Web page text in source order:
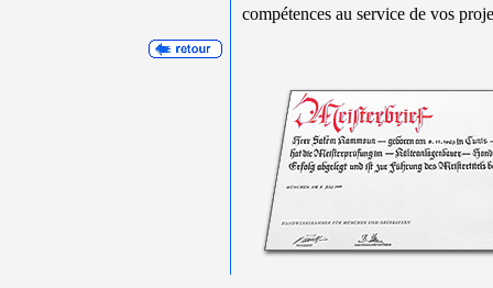
compétences au service de vos